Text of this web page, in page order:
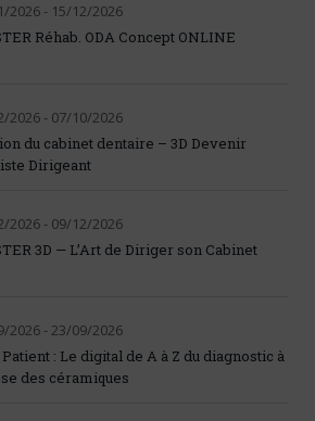
2026 - 15/12/2026
Réhab. ODA Concept ONLINE
2026 - 07/10/2026
du cabinet dentaire – 3D Devenir
Dirigeant
2026 - 09/12/2026
3D — L’Art de Diriger son Cabinet
2026 - 23/09/2026
: Le digital de A à Z du diagnostic à
des céramiques